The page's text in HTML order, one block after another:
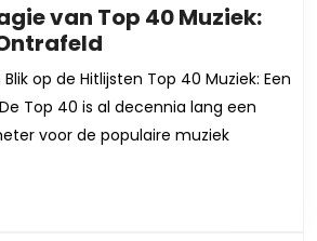
van Top 40 Muziek:
de
Magie
van
Top
op de Hitlijsten Top 40 Muziek: Een
Top 40 is al decennia lang een
voor de populaire muziek